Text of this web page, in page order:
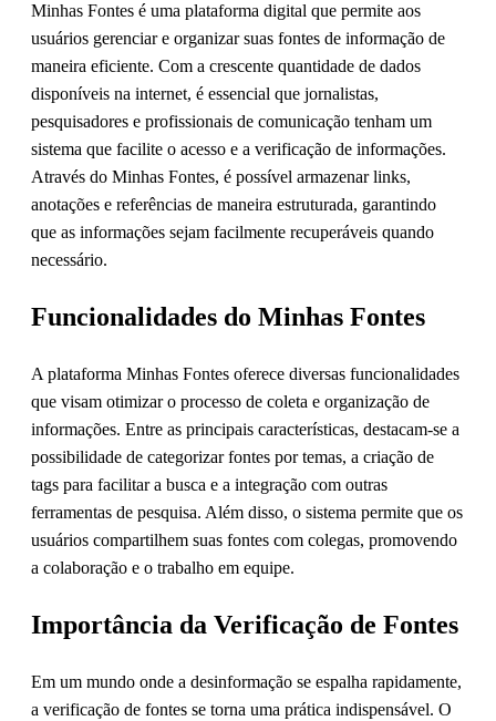
Minhas Fontes é uma plataforma digital que permite aos
usuários gerenciar e organizar suas fontes de informação de
maneira eficiente. Com a crescente quantidade de dados
disponíveis na internet, é essencial que jornalistas,
pesquisadores e profissionais de comunicação tenham um
sistema que facilite o acesso e a verificação de informações.
Através do Minhas Fontes, é possível armazenar links,
anotações e referências de maneira estruturada, garantindo
que as informações sejam facilmente recuperáveis quando
necessário.
Funcionalidades do Minhas Fontes
A plataforma Minhas Fontes oferece diversas funcionalidades
que visam otimizar o processo de coleta e organização de
informações. Entre as principais características, destacam-se a
possibilidade de categorizar fontes por temas, a criação de
tags para facilitar a busca e a integração com outras
ferramentas de pesquisa. Além disso, o sistema permite que os
usuários compartilhem suas fontes com colegas, promovendo
a colaboração e o trabalho em equipe.
Importância da Verificação de Fontes
Em um mundo onde a desinformação se espalha rapidamente,
a verificação de fontes se torna uma prática indispensável. O